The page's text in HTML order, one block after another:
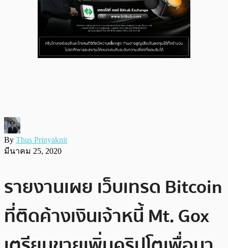
By Thus Prinyaknit
มีนาคม 25, 2020
รายงานเผย เว็บเทรด Bitcoin
ที่ติดค้างเงินเจ้าหนี้ Mt. Gox